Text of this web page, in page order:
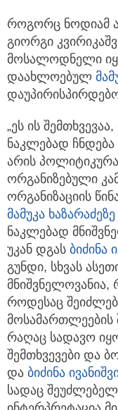
როგორც ნოდიამ
გიორგი
მოსალოდნელი
დაახლოებულ
„ეს ის
ნაკლებად
არის
ორგანიზებული
ორგანიზაციის
მამუკა ხაზარაძეზე
ნაკლებად
უკან დგას ბიძინა
გუნდი, სხვას
მნიშვნელოვანია,
როდესაც
მოსამართლეების
რაღაც სადავო
შემთხვევები და
და ბიძინა
სადაც